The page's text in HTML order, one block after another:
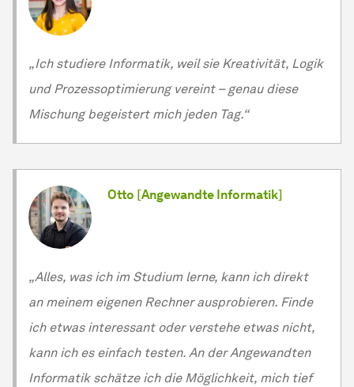
„Ich studiere Informatik, weil sie Kreativität, Logik
und Prozessoptimierung vereint – genau diese
Mischung begeistert mich jeden Tag.“
Otto [Angewandte Informatik]
„Alles, was ich im Studium lerne, kann ich direkt
an meinem eigenen Rechner ausprobieren. Finde
ich etwas interessant oder verstehe etwas nicht,
kann ich es einfach testen. An der Angewandten
Informatik schätze ich die Möglichkeit, mich tief